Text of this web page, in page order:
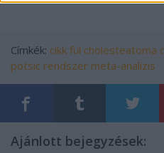
Címkék: cikk fül cholesteatoma
potsic rendszer meta-analízis
Ajánlott bejegyzések: